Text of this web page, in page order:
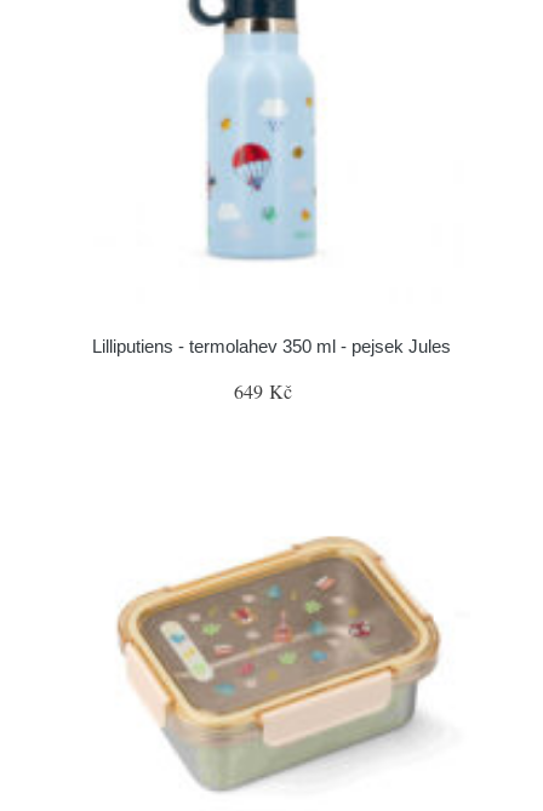
Lilliputiens - termolahev 350 ml - pejsek Jules
649 Kč